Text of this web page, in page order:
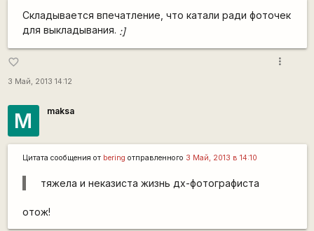
Складывается впечатление, что катали ради фоточек
для выкладывания. :]
favorite_border
3 Май, 2013 14:12
more_vert
M maksa
Цитата сообщения от bering отправленного 3 Май, 2013 в 14:10
тяжела и неказиста жизнь дх-фотографиста
отож!